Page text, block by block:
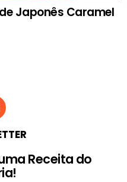
Japonês Caramel
Receita do